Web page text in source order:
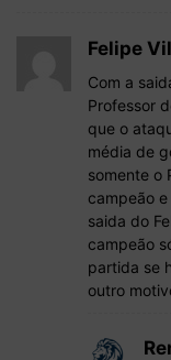
Felipe
Com a
Professor
que o
média de
somente o
campeão
saida do
campeão
partida se
outro